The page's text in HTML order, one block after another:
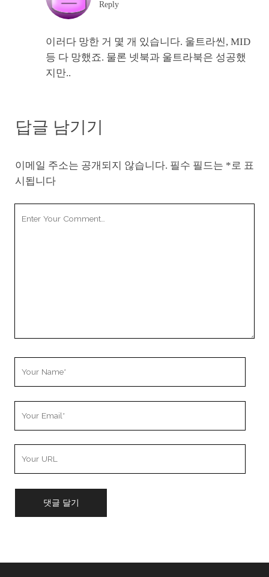
Reply
이러다 망한 거 몇 개 있습니다. 울트라씬, MID
등 다 망했죠. 물론 넷북과 울트라북은 성공했
지만..
답글 남기기
이메일 주소는 공개되지 않습니다. 필수 필드는 *로 표
시됩니다